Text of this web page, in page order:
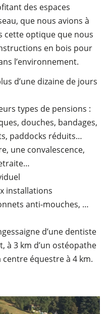
des espaces
que nous avions à
cette optique que nous
en bois pour
l’environnement.
d’une dizaine de jours
types de pensions :
douches, bandages,
paddocks réduits…
une convalescence,
installations
anti-mouches, …
d’une dentiste
à 3 km d’un ostéopathe
équestre à 4 km.